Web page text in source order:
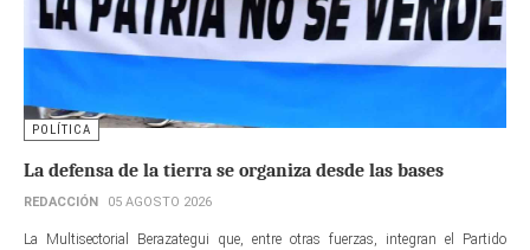
POLÍTICA
La defensa de la tierra se organiza desde las bases
REDACCIÓN 05 AGOSTO 2026
La Multisectorial Berazategui que, entre otras fuerzas, integran el Partido